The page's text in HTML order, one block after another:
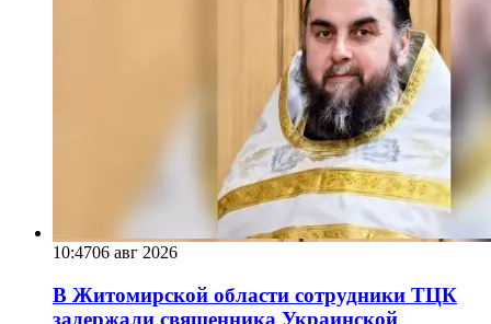
10:4706 авг 2026
В Житомирской области сотрудники ТЦК
задержали священника Украинской